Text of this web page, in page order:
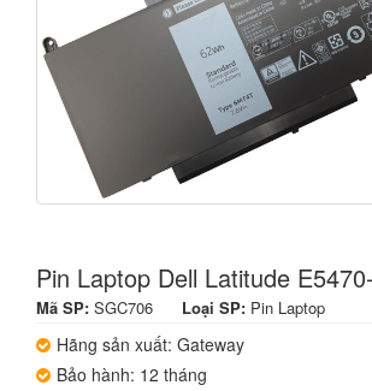
Pin Laptop Dell Latitude
Mã SP: SGC706 Loại SP: Pin Laptop
Hãng sản xuất: Gateway
Bảo hành: 12 tháng